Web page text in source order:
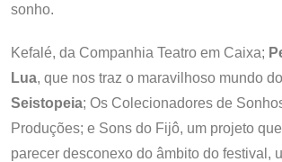
sonho.
Kefalé, da Companhia Teatro em Caixa;
Lua, que nos traz o maravilhoso mundo
Seistopeia; Os Colecionadores de
Produções; e Sons do Fijô, um projeto
parecer desconexo do âmbito do festival,